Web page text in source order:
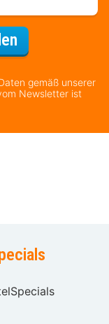
Für den
gemäß unserer
Newsletter ist